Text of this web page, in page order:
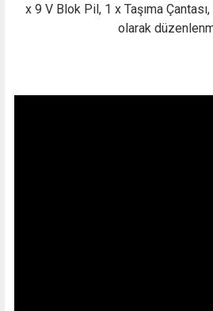
x 9 V Blok Pil, 1 x Taşıma
olarak